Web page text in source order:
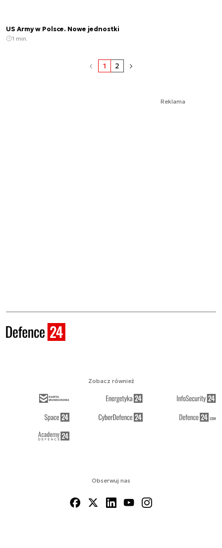
US Army w Polsce. Nowe jednostki
1 min.
1 2
Reklama
Obserwuj nas
Zobacz również